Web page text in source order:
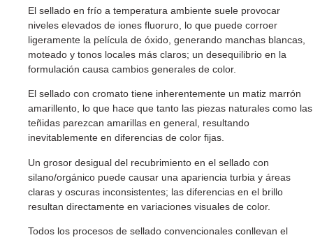
El sellado en frío a temperatura ambiente suele provocar
niveles elevados de iones fluoruro, lo que puede corroer
ligeramente la película de óxido, generando manchas blancas,
moteado y tonos locales más claros; un desequilibrio en la
formulación causa cambios generales de color.
El sellado con cromato tiene inherentemente un matiz marrón
amarillento, lo que hace que tanto las piezas naturales como las
teñidas parezcan amarillas en general, resultando
inevitablemente en diferencias de color fijas.
Un grosor desigual del recubrimiento en el sellado con
silano/orgánico puede causar una apariencia turbia y áreas
claras y oscuras inconsistentes; las diferencias en el brillo
resultan directamente en variaciones visuales de color.
Todos los procesos de sellado convencionales conllevan el